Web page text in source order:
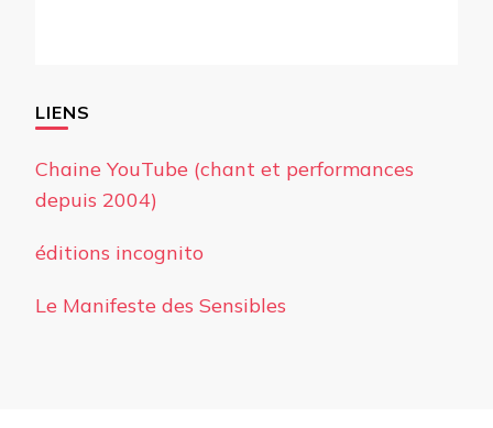
LIENS
Chaine YouTube (chant et performances
depuis 2004)
éditions incognito
Le Manifeste des Sensibles